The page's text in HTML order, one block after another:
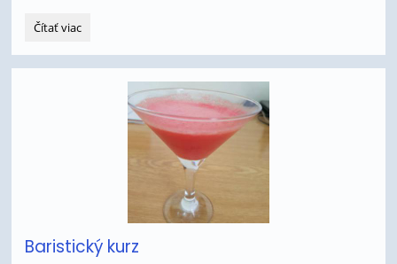
Úspech
súťaži
Čítať viac
Baristický kurz